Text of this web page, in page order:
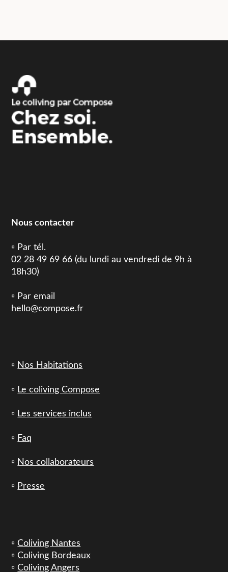
Nous contacter
▫️ Par tél.
02 28 49 69 66 (du lundi au vendredi de 9h à
18h30)
▫️ Par email
hello@compose.fr
▫️ Nos Habitations
▫️ Le coliving Compose
▫️ Les services inclus
▫️ Faq
▫️ Nos collaborateurs
▫️ Presse
▫️Coliving Nantes
▫️Coliving Bordeaux
▫️Coliving Angers